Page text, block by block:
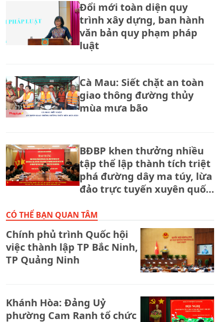
Đổi mới toàn diện quy
trình xây dựng, ban hành
văn bản quy phạm pháp
luật
Cà Mau: Siết chặt an toàn
giao thông đường thủy
mùa mưa bão
BĐBP khen thưởng nhiều
tập thể lập thành tích triệt
phá đường dây ma túy, lừa
đảo trực tuyến xuyên quốc
CÓ THỂ BẠN QUAN TÂM
Chính phủ trình Quốc hội
việc thành lập TP Bắc Ninh,
TP Quảng Ninh
Khánh Hòa: Đảng Uỷ
phường Cam Ranh tổ chức